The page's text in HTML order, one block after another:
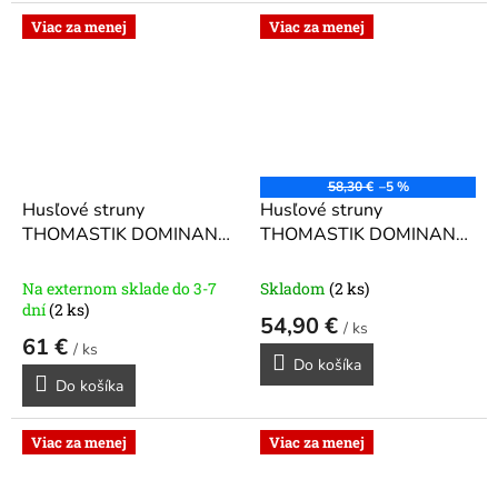
Viac za menej
Husľové struny
THOMASTIK DOMINANT
ST
Na externom sklade do 3-7
dní(2 ks)
61 € / ks
Do košíka
Viac za menej
58,30 € –5 %
Husľové struny
THOMASTIK DOMINANT
135W
Skladom (2 ks)
54,90 € / ks
Do košíka
Viac za menej Viac za menej